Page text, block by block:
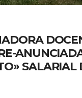
SALARIAL